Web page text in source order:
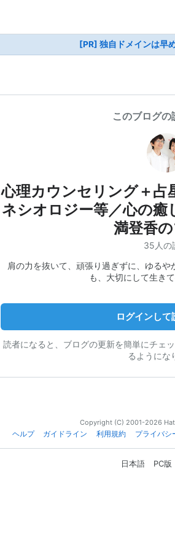
[PR] 独自ドメインは早
このブログの
心理カウンセリング＋占
ネシオロジー等／心の癒
満登香
35人の
肩の力を抜いて、頑張り過ぎずに、ゆる
も、大切にして生き
ログインして
読者になると、ブログの更新を簡単にチェ
るようにな
Copyright (C) 2001-2026
ヘルプ
ガイドライン 利用規約 プライバシ
日本語 PC版